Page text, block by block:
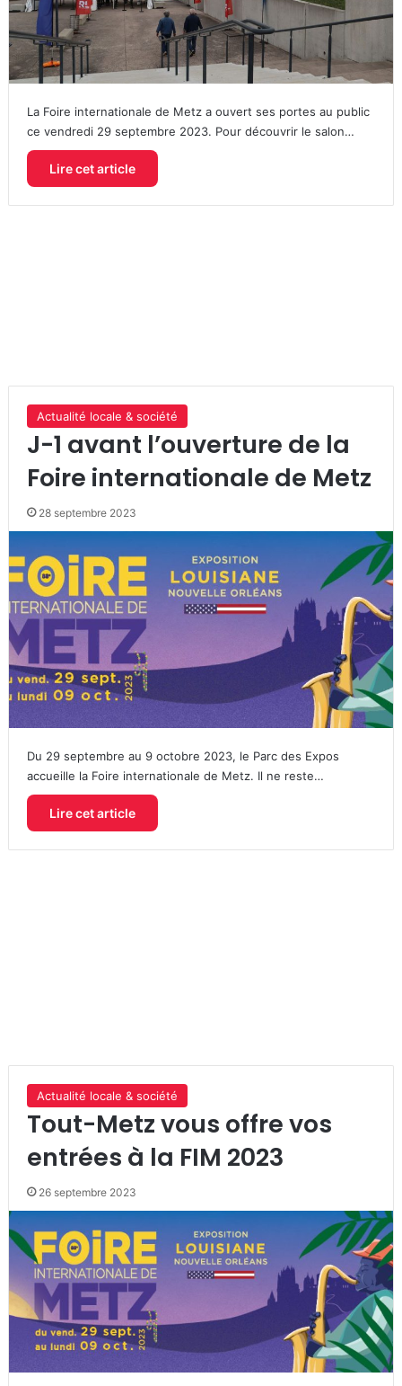
La Foire internationale de Metz a ouvert ses portes au public
ce vendredi 29 septembre 2023. Pour découvrir le salon…
Lire cet article
Actualité locale & société
J-1 avant l’ouverture de la
Foire internationale de Metz
28 septembre 2023
Du 29 septembre au 9 octobre 2023, le Parc des Expos
accueille la Foire internationale de Metz. Il ne reste…
Lire cet article
Actualité locale & société
Tout-Metz vous offre vos
entrées à la FIM 2023
26 septembre 2023